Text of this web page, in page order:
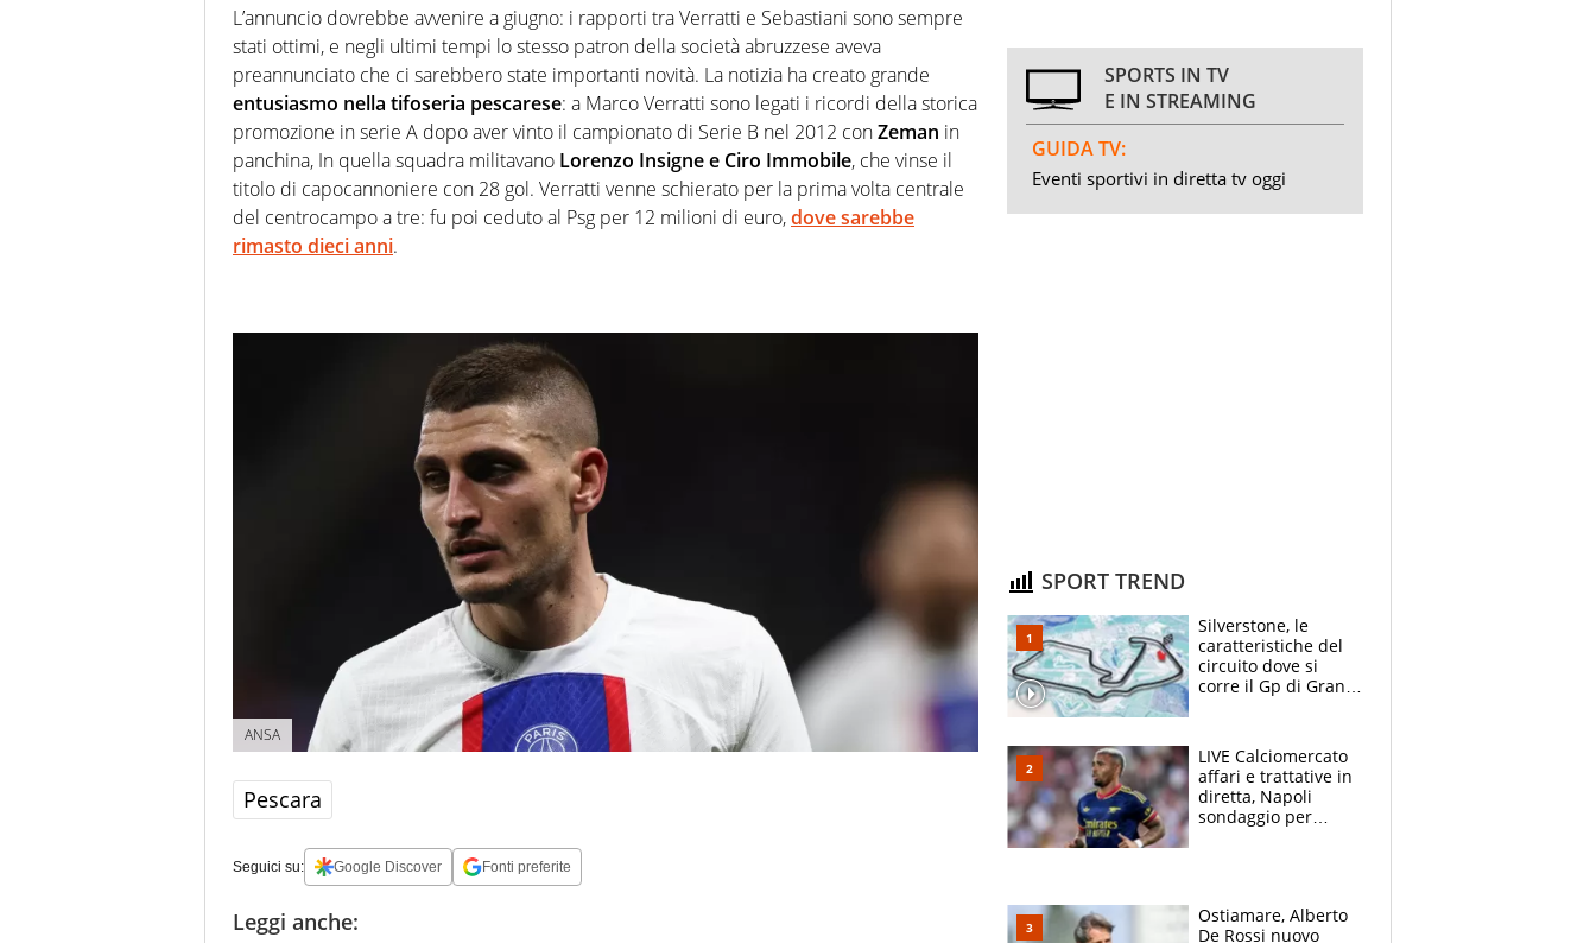
L’annuncio dovrebbe avvenire a giugno: i rapporti tra Verratti e Sebastiani sono sempre
stati ottimi, e negli ultimi tempi lo stesso patron della società abruzzese aveva
preannunciato che ci sarebbero state importanti novità. La notizia ha creato grande
entusiasmo nella tifoseria pescarese: a Marco Verratti sono legati i ricordi della storica
promozione in serie A dopo aver vinto il campionato di Serie B nel 2012 conZeman in
panchina, In quella squadra militavano Lorenzo Insigne e Ciro Immobile, che vinse il
titolo di capocannoniere con 28 gol. Verratti venne schierato per la prima volta centrale
del centrocampo a tre: fu poi ceduto al Psg per 12 milioni di euro,dove sarebbe
rimasto dieci anni.
ANSA
Pescara
Seguici su: Google Discover Fonti preferite
Leggi anche:
SPORTS IN TV
E IN STREAMING
GUIDA TV:
Eventi sportivi in diretta tv oggi
SPORT TREND
Silverstone, le
caratteristiche del
circuito dove si
corre il Gp di Gran
LIVE Calciomercato
affari e trattative in
diretta, Napoli
sondaggio per
Ostiamare, Alberto
De Rossi nuovo